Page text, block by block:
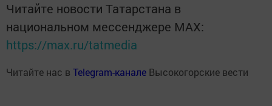
Читайте новости Татарстана в
национальном мессенджере MАХ:
https://max.ru/tatmedia
Читайте нас в Telegram-канале Высокогорские вести